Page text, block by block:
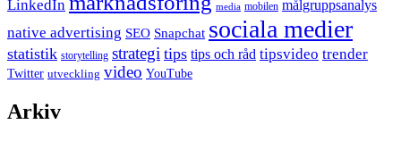
LinkedIn media mobilen målgruppsanalys
native advertising SEO Snapchat sociala medier
statistik storytelling strategi tips tips och råd tipsvideo trender
Twitter utveckling video YouTube
Arkiv